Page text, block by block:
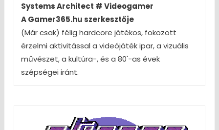
Systems Architect # Videogamer
A Gamer365.hu szerkesztője
(Már csak) félig hardcore játékos, fokozott
érzelmi aktivitással a videójáték ipar, a vizuális
művészet, a kultúra-, és a 80'-as évek
szépségei iránt.